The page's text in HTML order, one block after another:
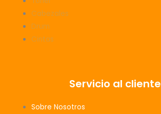
Cabezales
Drum
Cintas
Servicio al cliente
Sobre Nosotros